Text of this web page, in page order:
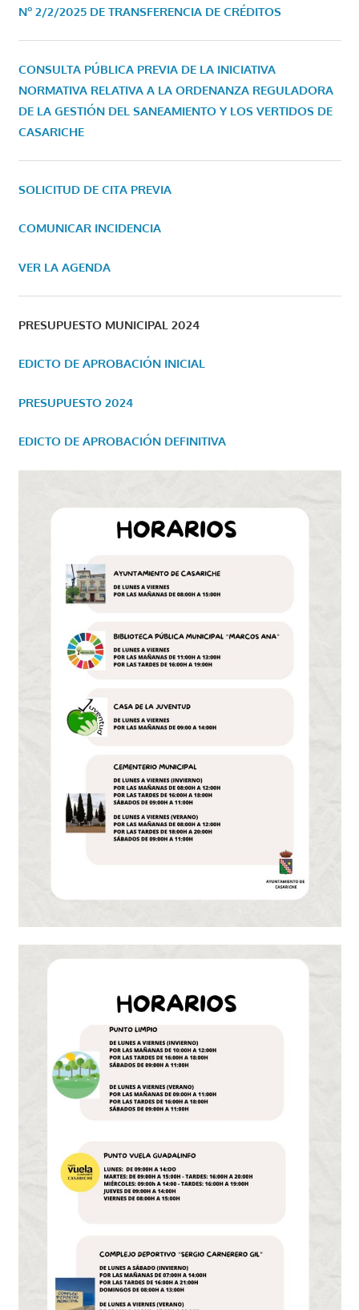
Nº 2/2/2025 DE TRANSFERENCIA DE CRÉDITOS
CONSULTA PÚBLICA PREVIA DE LA INICIATIVA
NORMATIVA RELATIVA A LA ORDENANZA REGULADORA
DE LA GESTIÓN DEL SANEAMIENTO Y LOS VERTIDOS DE
CASARICHE
SOLICITUD DE CITA PREVIA
COMUNICAR INCIDENCIA
VER LA AGENDA
PRESUPUESTO MUNICIPAL 2024
EDICTO DE APROBACIÓN INICIAL
PRESUPUESTO 2024
EDICTO DE APROBACIÓN DEFINITIVA